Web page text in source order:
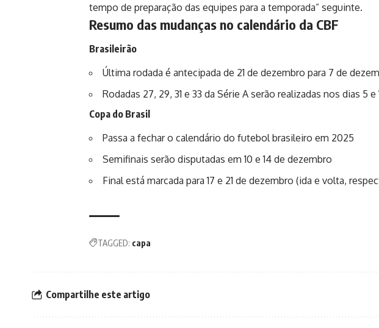
tempo de preparação das equipes para a temporada” seguinte.
Resumo das mudanças no calendário da CBF
Brasileirão
Última rodada é antecipada de 21 de dezembro para 7 de
Rodadas 27, 29, 31 e 33 da Série A serão realizadas nos dias
Copa do Brasil
Passa a fechar o calendário do futebol brasileiro em 2025
Semifinais serão disputadas em 10 e 14 de dezembro
Final está marcada para 17 e 21 de dezembro (ida e volta,
TAGGED: capa
Compartilhe este artigo